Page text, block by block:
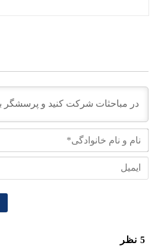
5 نظر